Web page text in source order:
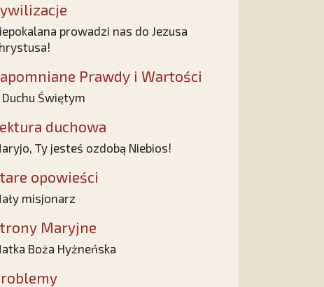
prowadzi nas do Jezusa
Prawdy i Wartości
Duchu Świętym
duchowa
Ty jesteś ozdobą Niebios!
opowieści
misjonarz
Maryjne
Boża Hyżneńska